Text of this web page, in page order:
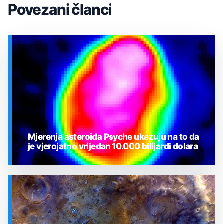
Povezani članci
SVEMIR
Mjerenja asteroida Psyche ukazuju na to da
je vjerojatno vrijedan 10.000 bilijardi dolara